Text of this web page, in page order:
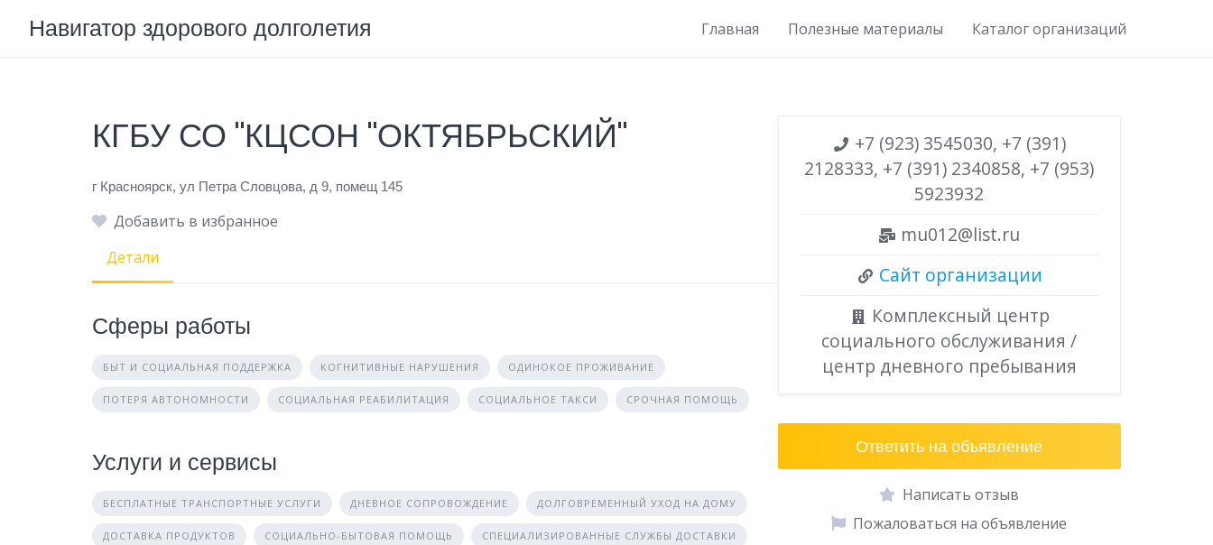
Навигатор здорового долголетия Главная Полезные материалы Каталог организаций
КГБУ СО "КЦСОН "ОКТЯБРЬСКИЙ"
г Красноярск, ул Петра Словцова, д 9, помещ 145
Добавить в избранное
Детали
Сферы работы
БЫТ И СОЦИАЛЬНАЯ ПОДДЕРЖКА КОГНИТИВНЫЕ НАРУШЕНИЯ ОДИНОКОЕ ПРОЖИВАНИЕ
ПОТЕРЯ АВТОНОМНОСТИ СОЦИАЛЬНАЯ РЕАБИЛИТАЦИЯ СОЦИАЛЬНОЕ ТАКСИ СРОЧНАЯ ПОМОЩЬ
Услуги и сервисы
БЕСПЛАТНЫЕ ТРАНСПОРТНЫЕ УСЛУГИ ДНЕВНОЕ СОПРОВОЖДЕНИЕ ДОЛГОВРЕМЕННЫЙ УХОД НА ДОМУ
ДОСТАВКА ПРОДУКТОВ СОЦИАЛЬНО-БЫТОВАЯ ПОМОЩЬ СПЕЦИАЛИЗИРОВАННЫЕ СЛУЖБЫ ДОСТАВКИ
+7 (923) 3545030, +7 (391)
2128333, +7 (391) 2340858, +7 (953)
5923932
mu012@list.ru
Сайт организации
Комплексный центр
социального обслуживания /
центр дневного пребывания
Ответить на объявление
Написать отзыв
Пожаловаться на объявление